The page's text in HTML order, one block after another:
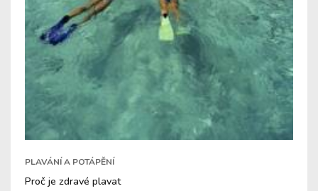
PLAVÁNÍ A POTÁPĚNÍ
Proč je zdravé plavat